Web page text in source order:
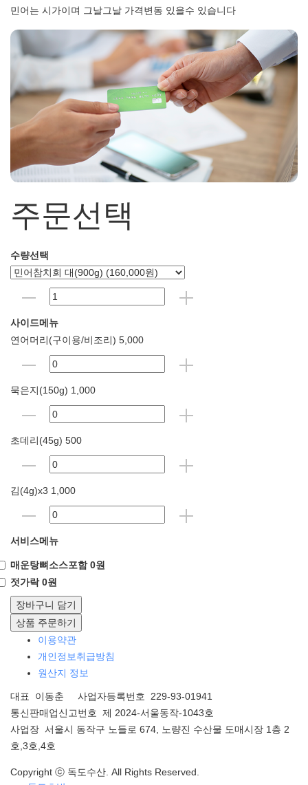
민어는 시가이며 그날그날 가격변동 있을수 있습니다
주문선택
수량선택
사이드메뉴
연어머리(구이용/비조리) 5,000
묵은지(150g) 1,000
초데리(45g) 500
김(4g)x3 1,000
서비스메뉴
매운탕뼈소스포함 0원
젓가락 0원
장바구니 담기
상품 주문하기
이용약관
개인정보취급방침
원산지 정보
대표 이동춘 사업자등록번호 229-93-01941
통신판매업신고번호 제 2024-서울동작-1043호
사업장 서울시 동작구 노들로 674, 노량진 수산물 도매시장 1층 2
호,3호,4호
Copyright ⓒ 독도수산. All Rights Reserved.